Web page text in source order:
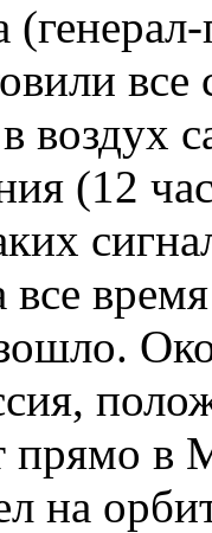
все
воздух
(12
в
на